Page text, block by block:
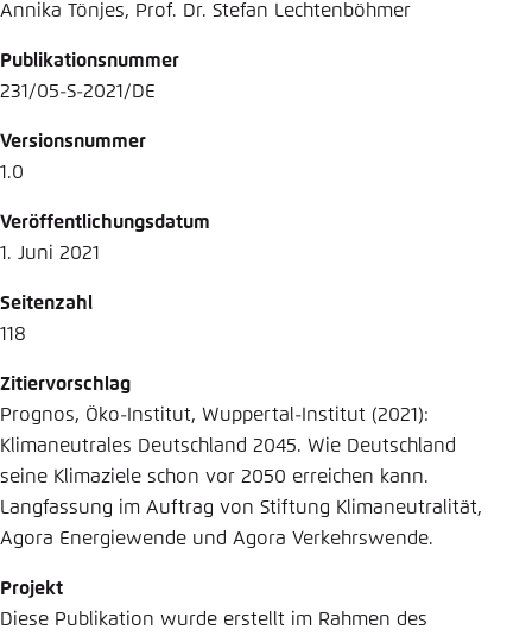
Annika Tönjes, Prof. Dr. Stefan Lechtenböhmer
Publikationsnummer
231/05-S-2021/DE
Versionsnummer
1.0
Veröffentlichungsdatum
1. Juni 2021
Seitenzahl
118
Zitiervorschlag
Prognos, Öko-Institut, Wuppertal-Institut (2021):
Klimaneutrales Deutschland 2045. Wie Deutschland
seine Klimaziele schon vor 2050 erreichen kann.
Langfassung im Auftrag von Stiftung Klimaneutralität,
Agora Energiewende und Agora Verkehrswende.
Projekt
Diese Publikation wurde erstellt im Rahmen des